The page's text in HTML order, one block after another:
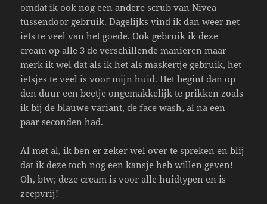
omdat ik ook nog een andere scrub van Nivea
tussendoor gebruik. Dagelijks vind ik dan weer net
iets te veel van het goede. Ook gebruik ik deze
cream op alle 3 de verschillende manieren maar
merk ik wel dat als ik het als maskertje gebruik, het
ietsjes te veel is voor mijn huid. Het begint dan op
den duur een beetje ongemakkelijk te prikken zoals
ik bij de blauwe variant, de face wash, al na een
paar seconden had.
Al met al, ik ben er zeker wel over te spreken en blij
dat ik deze toch nog een kansje heb willen geven!
Oh, btw; deze cream is voor alle huidtypen en is
zeepvrij!